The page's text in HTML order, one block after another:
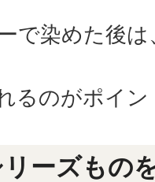
で染めた後
るのがポイ
ーズもの